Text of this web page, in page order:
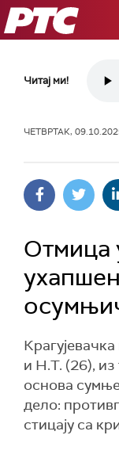
РТС
Читај ми!
ЧЕТВРТАК,
Отмица
и Н.Т. (26), из
основа
дело:
стицају са